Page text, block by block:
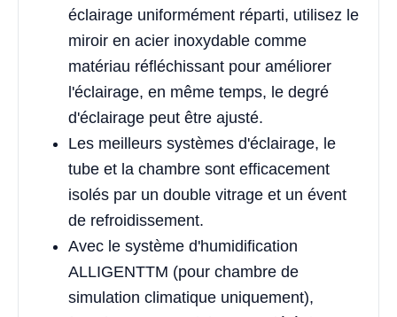
éclairage uniformément réparti, utilisez le
miroir en acier inoxydable comme
matériau réfléchissant pour améliorer
l'éclairage, en même temps, le degré
d'éclairage peut être ajusté.
Les meilleurs systèmes d'éclairage, le
tube et la chambre sont efficacement
isolés par un double vitrage et un évent
de refroidissement.
Avec le système d'humidification
ALLIGENTTM (pour chambre de
simulation climatique uniquement),